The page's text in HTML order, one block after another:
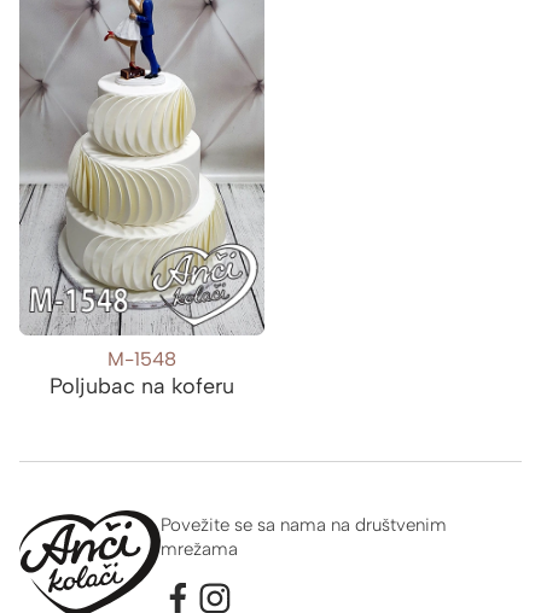
M-1548
Poljubac na koferu
Povežite se sa nama na društvenim
mrežama